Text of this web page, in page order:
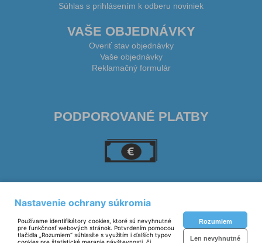
Súhlas s prihlásením k odberu noviniek
VAŠE OBJEDNÁVKY
Overiť stav objednávky
Vaše objednávky
Reklamačný formulár
PODPOROVANÉ PLATBY
SLEDUJTE NÁS
Nastavenie ochrany súkromia
Používame identifikátory cookies, ktoré sú nevyhnutné
pre funkčnosť webových stránok. Potvrdením pomocou
tlačidla „Rozumiem“ súhlasíte s využitím i ďalších typov
Rozumiem
Len nevyhnutné